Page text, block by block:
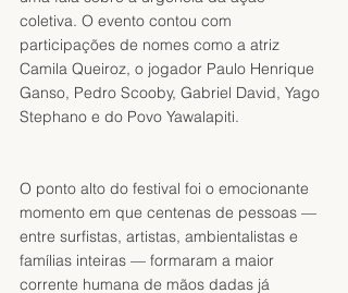
coletiva. O evento contou com
participações de nomes como a atriz
Camila Queiroz, o jogador Paulo Henrique
Ganso, Pedro Scooby, Gabriel David, Yago
Stephano e do Povo Yawalapiti.
O ponto alto do festival foi o emocionante
momento em que centenas de pessoas —
entre surfistas, artistas, ambientalistas e
famílias inteiras — formaram a maior
corrente humana de mãos dadas já